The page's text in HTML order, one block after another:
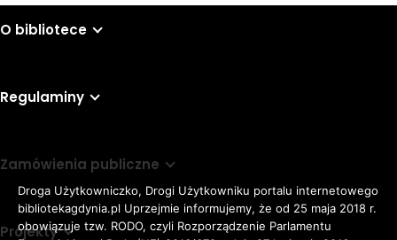
O bibliotece
Regulaminy
Zamówienia publiczne
Projekty
Droga Użytkowniczko, Drogi Użytkowniku portalu internetowego
bibliotekagdynia.pl Uprzejmie informujemy, że od 25 maja 2018 r.
obowiązuje tzw. RODO, czyli Rozporządzenie Parlamentu